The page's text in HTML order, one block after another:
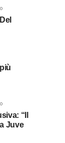
“Il
Juve